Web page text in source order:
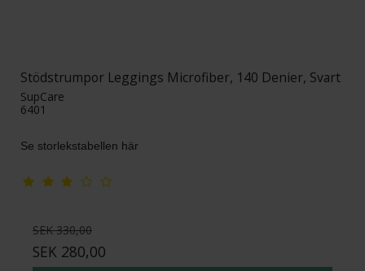
Stödstrumpor Leggings Microfiber, 140 Denier, Svart
SupCare
6401
Se storlekstabellen här
SEK 330,00
SEK 280,00